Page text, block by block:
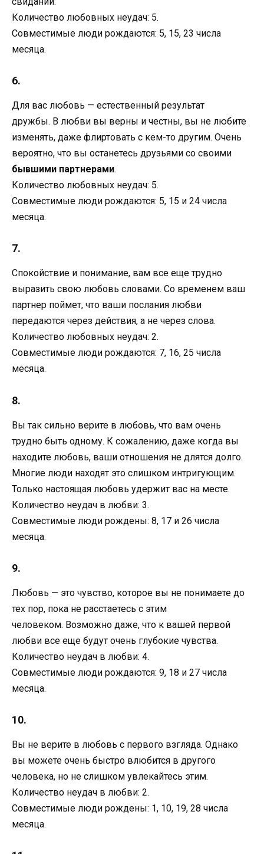
Количество любовных неудач: 5.
Совместимые люди рождаются: 5, 15, 23 числа
месяца.
6.
Для вас любовь — естественный результат
дружбы. В любви вы верны и честны, вы не любите
изменять, даже флиртовать с кем-то другим. Очень
вероятно, что вы останетесь друзьями со своими
бывшими партнерами.
Количество любовных неудач: 5.
Совместимые люди рождаются: 5, 15 и 24 числа
месяца.
7.
Спокойствие и понимание, вам все еще трудно
выразить свою любовь словами. Со временем ваш
партнер поймет, что ваши послания любви
передаются через действия, а не через слова.
Количество любовных неудач: 2.
Совместимые люди рождаются: 7, 16, 25 числа
месяца.
8.
Вы так сильно верите в любовь, что вам очень
трудно быть одному. К сожалению, даже когда вы
находите любовь, ваши отношения не длятся долго.
Многие люди находят это слишком интригующим.
Только настоящая любовь удержит вас на месте.
Количество неудач в любви: 3.
Совместимые люди рождены: 8, 17 и 26 числа
месяца.
9.
Любовь — это чувство, которое вы не понимаете до
тех пор, пока не расстаетесь с этим
человеком. Возможно даже, что к вашей первой
любви все еще будут очень глубокие чувства.
Количество неудач в любви: 4.
Совместимые люди рождаются: 9, 18 и 27 числа
месяца.
10.
Вы не верите в любовь с первого взгляда. Однако
вы можете очень быстро влюбится в другого
человека, но не слишком увлекайтесь этим.
Количество неудач в любви: 2.
Совместимые люди рождены: 1, 10, 19, 28 числа
месяца.